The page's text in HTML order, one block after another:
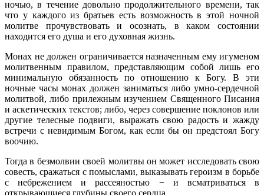
ночью, в течение довольно продолжительного времени, так
что у каждого из братьев есть возможность в этой ночной
молитве прочувствовать и осознать, в каком состоянии
находится его душа и его духовная жизнь.
Монах не должен ограничивается назначенным ему игуменом
молитвенным правилом, представляющим собой лишь его
минимальную обязанность по отношению к Богу. В эти
ночные часы монах должен заниматься либо умно-сердечной
молитвой, либо прилежным изучением Священного Писания
и аскетических текстов; либо, через совершение поклонов или
другие телесные подвиги, выражать свою радость и жажду
встречи с невидимым Богом, как если бы он предстоял Богу
воочию.
Тогда в безмолвии своей молитвы он может исследовать свою
совесть, сражаться с помыслами, выказывать героизм в борьбе
с небрежением и рассеяностью − и всматриваться в
открывающиеся глубины своего сердца.